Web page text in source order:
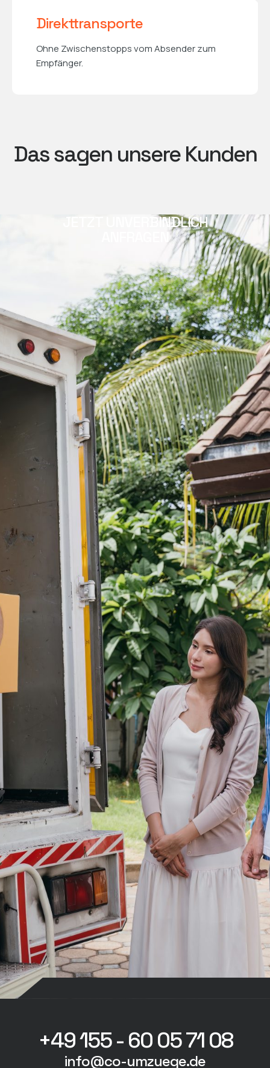
Direkttransporte
Ohne Zwischenstopps vom Absender zum
Empfänger.
Das sagen unsere Kunden
JETZT UNVERBINDLICH
ANFRAGEN
+49 155 - 60 05 71 08
info@co-umzuege.de